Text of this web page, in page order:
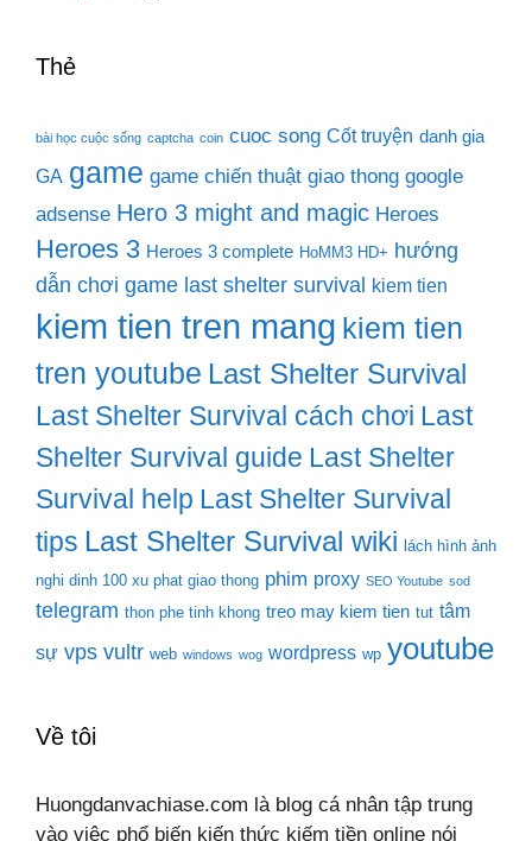
Thẻ
bài học cuộc sống captcha coin cuoc song Cốt truyện danh gia
GA game game chiến thuật giao thong google
adsense Hero 3 might and magic Heroes
Heroes 3 Heroes 3 complete HoMM3 HD+ hướng
dẫn chơi game last shelter survival kiem tien
kiem tien tren mang kiem tien
tren youtube Last Shelter Survival
Last Shelter Survival cách chơi Last
Shelter Survival guide Last Shelter
Survival help Last Shelter Survival
tips Last Shelter Survival wiki lách hình ảnh
nghi dinh 100 xu phat giao thong phim proxy SEO Youtube sod
telegram thon phe tinh khong treo may kiem tien tut tâm
sự vps vultr web windows wog wordpress wp youtube
Về tôi
Huongdanvachiase.com là blog cá nhân tập trung
vào việc phổ biến kiến thức kiếm tiền online nói